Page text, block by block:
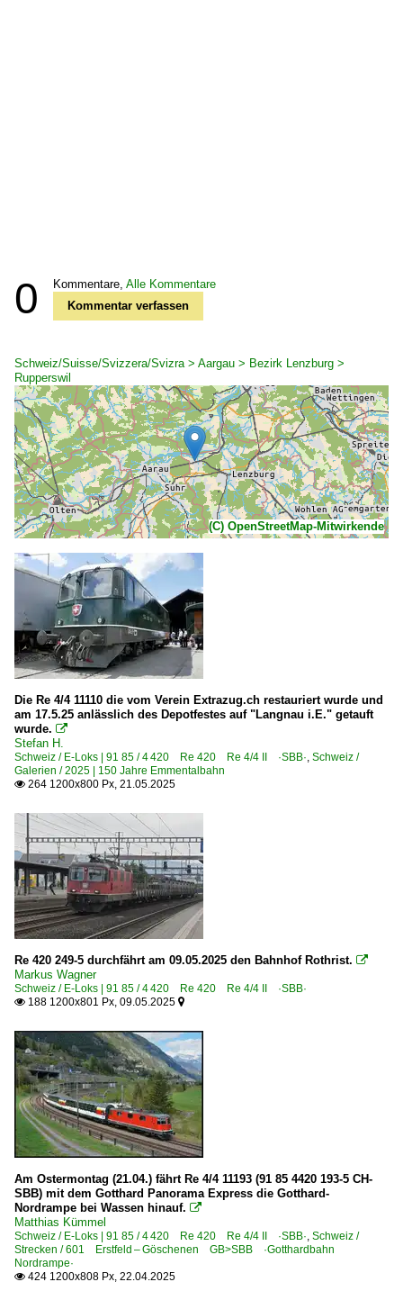
0 Kommentare, Alle Kommentare
Kommentar verfassen
Schweiz/Suisse/Svizzera/Svizra > Aargau > Bezirk Lenzburg >
Rupperswil
(C) OpenStreetMap-Mitwirkende
Die Re 4/4 11110 die vom Verein Extrazug.ch restauriert wurde und
am 17.5.25 anlässlich des Depotfestes auf "Langnau i.E." getauft
wurde. 
Stefan H.
Schweiz / E-Loks | 91 85 / 4 420 Re 420 Re 4/4 II ·SBB·, Schweiz /
Galerien / 2025 | 150 Jahre Emmentalbahn
 264 1200x800 Px, 21.05.2025
Re 420 249-5 durchfährt am 09.05.2025 den Bahnhof Rothrist. 
Markus Wagner
Schweiz / E-Loks | 91 85 / 4 420 Re 420 Re 4/4 II ·SBB·
 188 1200x801 Px, 09.05.2025 
Am Ostermontag (21.04.) fährt Re 4/4 11193 (91 85 4420 193-5 CH-
SBB) mit dem Gotthard Panorama Express die Gotthard-
Nordrampe bei Wassen hinauf. 
Matthias Kümmel
Schweiz / E-Loks | 91 85 / 4 420 Re 420 Re 4/4 II ·SBB·, Schweiz /
Strecken / 601 Erstfeld – Göschenen GB>SBB ·Gotthardbahn
Nordrampe·
 424 1200x808 Px, 22.04.2025